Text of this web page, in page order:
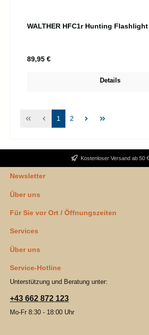
WALTHER HFC1r Hunting Flashlight
Regulärer Preis:
89,95 €
Details
Seite
1 Seite
2
Kostenloser Versand ab 50 €
Newsletter
Über uns
Für Sie vor Ort / Öffnungszeiten
Services
Über uns
Service-Hotline
Unterstützung und Beratung unter:
+43 662 872 123
Mo-Fr 8:30 - 18:00 Uhr